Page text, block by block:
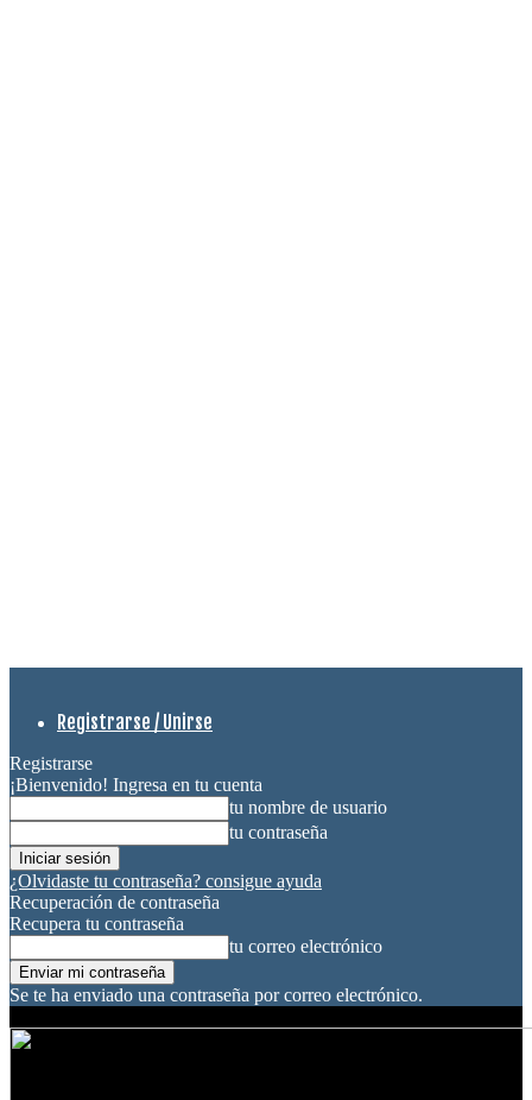
Registrarse / Unirse
Registrarse
¡Bienvenido! Ingresa en tu cuenta
tu nombre de usuario
tu contraseña
¿Olvidaste tu contraseña? consigue ayuda
Recuperación de contraseña
Recupera tu contraseña
tu correo electrónico
Se te ha enviado una contraseña por correo electrónico.